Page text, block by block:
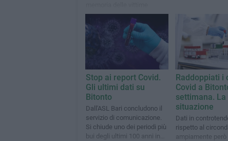
dell’epidemia
Stop ai report Covid.
Gli ultimi dati su
Bitonto
Dall'ASL Bari concludono il
servizio di comunicazione.
Si chiude uno dei periodi più
bui degli ultimi 100 anni in
Raddoppiati i
Covid a
settimana. La
situazione
Dati in
rispetto al
ampiamente però